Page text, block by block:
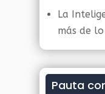
La
más de
Pauta